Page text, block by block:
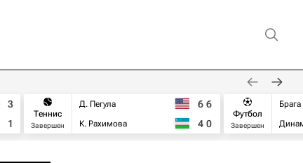
3
1
Теннис
Завершен
Д. Пегула
К. Рахимова
6 6
4 0
Футбол
Завершен
Брага